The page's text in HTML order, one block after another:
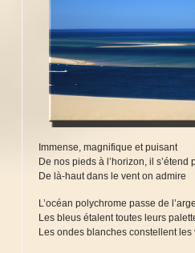
Immense, magnifique et puisant
De nos pieds à l’horizon, il s’étend
De là-haut dans le vent on admire
L’océan polychrome passe de
Les bleus étalent toutes leurs
Les ondes blanches constellent les